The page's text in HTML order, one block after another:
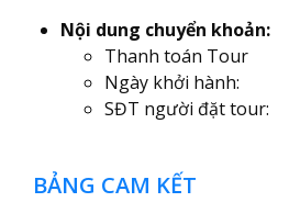
Nội dung chuyển khoản:
Thanh toán Tour
Ngày khởi hành:
SĐT người đặt tour:
BẢNG CAM KẾT